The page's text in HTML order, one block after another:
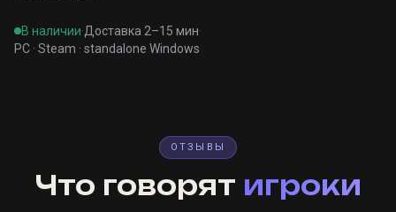
В наличии·Доставка 2–15 мин·
PC · Steam · standalone Windows
ОТЗЫВЫ
Что говорят игроки